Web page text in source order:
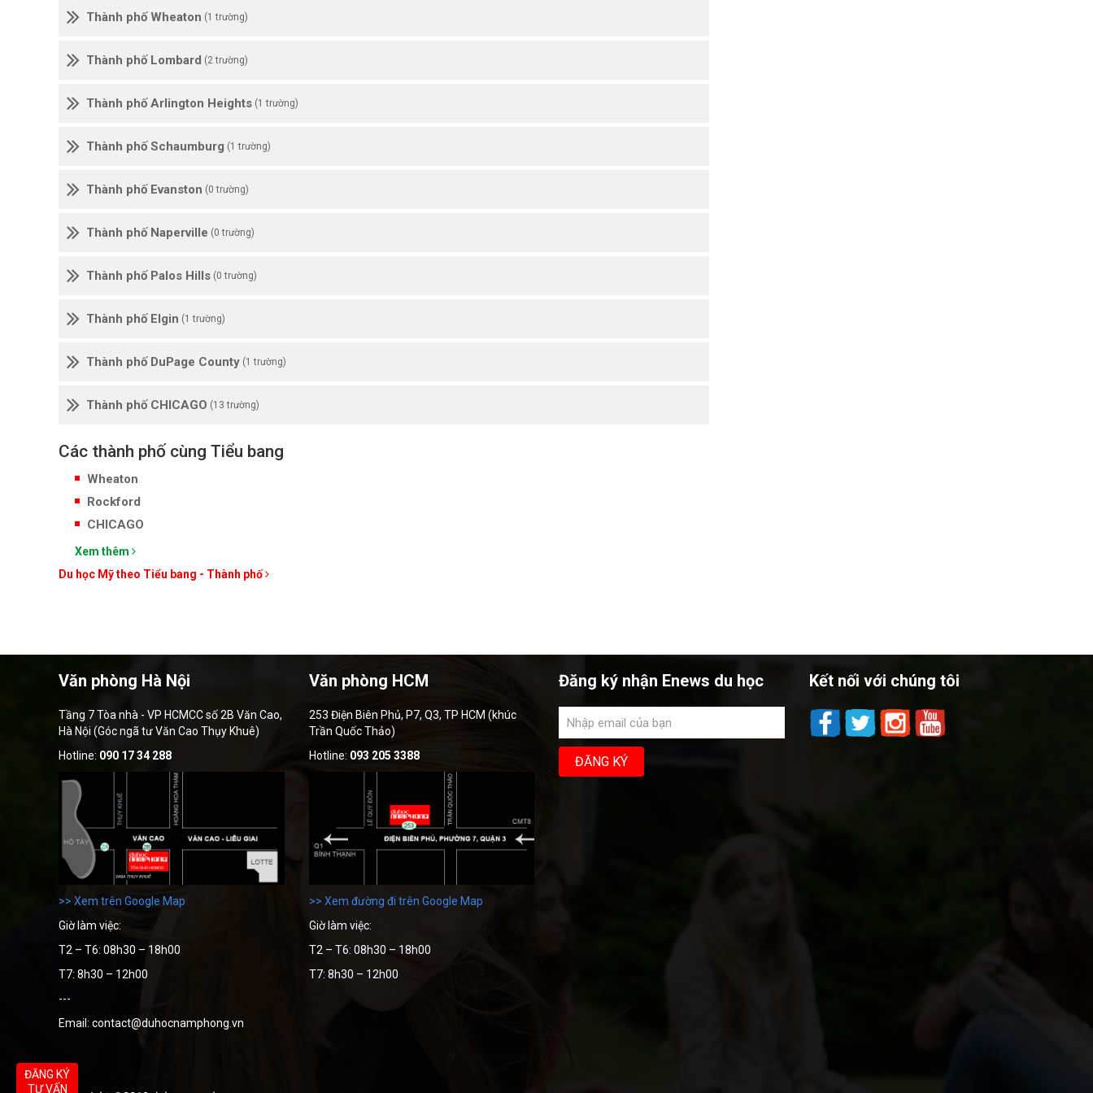
Thành phố Wheaton (1 trường)
Thành phố Lombard (2 trường)
Thành phố Arlington Heights (1 trường)
Thành phố Schaumburg (1 trường)
Thành phố Evanston (0 trường)
Thành phố Naperville (0 trường)
Thành phố Palos Hills (0 trường)
Thành phố Elgin (1 trường)
Thành phố DuPage County (1 trường)
Thành phố CHICAGO (13 trường)
Các thành phố cùng Tiểu bang
Wheaton
Rockford
CHICAGO
Xem thêm
Du học Mỹ theo Tiểu bang - Thành phố
Văn phòng Hà Nội
Tầng 7 Tòa nhà - VP HCMCC số 2B Văn Cao,
Hà Nội (Góc ngã tư Văn Cao Thụy Khuê)
Hotline: 090 17 34 288
>> Xem trên Google Map
Giờ làm việc:
T2 – T6: 08h30 – 18h00
T7: 8h30 – 12h00
---
Văn phòng HCM
253 Điện Biên Phủ, P7, Q3, TP HCM (khúc
Trần Quốc Thảo)
Hotline: 093 205 3388
>> Xem đường đi trên Google Map
Giờ làm việc:
T2 – T6: 08h30 – 18h00
T7: 8h30 – 12h00
Email: contact@duhocnamphong.vn
Đăng ký nhận Enews du học Kết nối với chúng tôi
ĐĂNG KÝ
TƯ VẤN